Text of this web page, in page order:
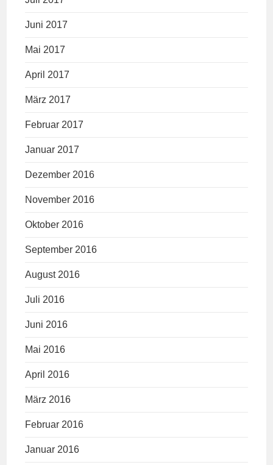
Juni 2017
Mai 2017
April 2017
März 2017
Februar 2017
Januar 2017
Dezember 2016
November 2016
Oktober 2016
September 2016
August 2016
Juli 2016
Juni 2016
Mai 2016
April 2016
März 2016
Februar 2016
Januar 2016